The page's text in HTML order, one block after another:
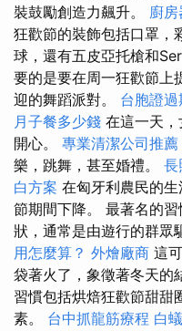
裝鼓勵創造力飆升。 廚
狂歡節的裝飾包括口罩，
球，還有五皮亞托槍和
要的是要在周一狂歡節上
迎的舞蹈派對。 台胞證過
月子餐多少錢 在這一天
開心。 專業清潔公司推薦
樂，跳舞，甚至婚禮。 長
白方案 在匈牙利農民的
節期間下降。 最著名的習
狀，通常是由遊行的群眾
用怎麼算？ 外燴廠商 這
袋著火了，象徵著冬天的
習慣包括烘焙狂歡節甜甜
素。 台中抓龍筋療程 白蟻